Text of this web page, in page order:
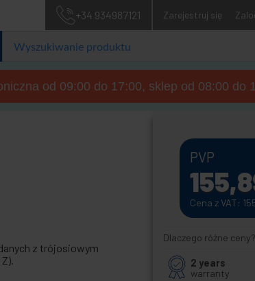
+34 934987121 Zarejestruj się
od 09:00 do 17:00, sklep od 08:00 do
z trójosiowym
PVP
Cena z VAT:
Dlaczego różne
2 years
warranty